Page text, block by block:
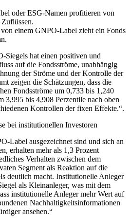
oder ESG-Namen profitieren von
einem GNPO-Label zieht ein Fonds
Siegels hat einen positiven und
auf die Fondsströme, unabhängig
der Ströme und der Kontrolle der
zeigen die Schätzungen, dass die
Fondsströme um 0,733 bis 1,240
3,995 bis 4,908 Perzentile nach oben
Kontrollen der fixen Effekte.“.
bei institutionellen Investoren
Label ausgezeichnet sind und sich an
erhalten mehr als 1,3 Prozent
Verhalten zwischen dem
Segment als Reaktion auf die
deutlich macht. Institutionelle Anleger
als Kleinanleger, was mit dem
institutionelle Anleger mehr Wert auf
Nachhaltigkeitsinformationen
ansehen.“